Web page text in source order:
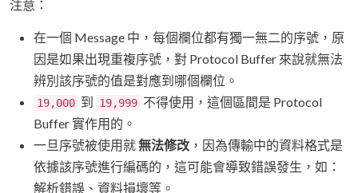
注意：
在一個 Message 中，每個欄位都有獨一無二的序號，原
因是如果出現重複序號，對 Protocol Buffer 來說就無法
辨別該序號的值是對應到哪個欄位。
19,000 到 19,999 不得使用，這個區間是 Protocol
Buffer 實作用的。
一旦序號被使用就無法修改 ，因為傳輸中的資料格式是
依據該序號進行編碼的，這可能會導致錯誤發生，如：
解析錯誤、資料損壞等。